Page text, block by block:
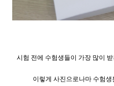
시험 전에 수험생들이 가장 많이
이렇게 사진으로나마 수험